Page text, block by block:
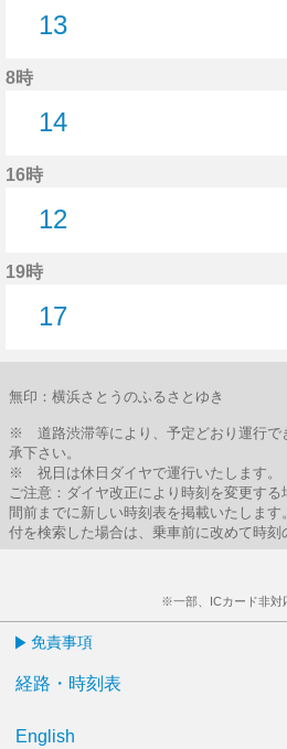
13
8時
14
16時
12
19時
17
無印：横浜さとうのふるさとゆき
※ 道路渋滞等により、予定どおり運行で
承下さい。
※ 祝日は休日ダイヤで運行いたします。
ご注意：ダイヤ改正により時刻を変更する
間前までに新しい時刻表を掲載いたしま
付を検索した場合は、乗車前に改めて時刻
※一部、ICカード非対
免責事項
経路・時刻表
English